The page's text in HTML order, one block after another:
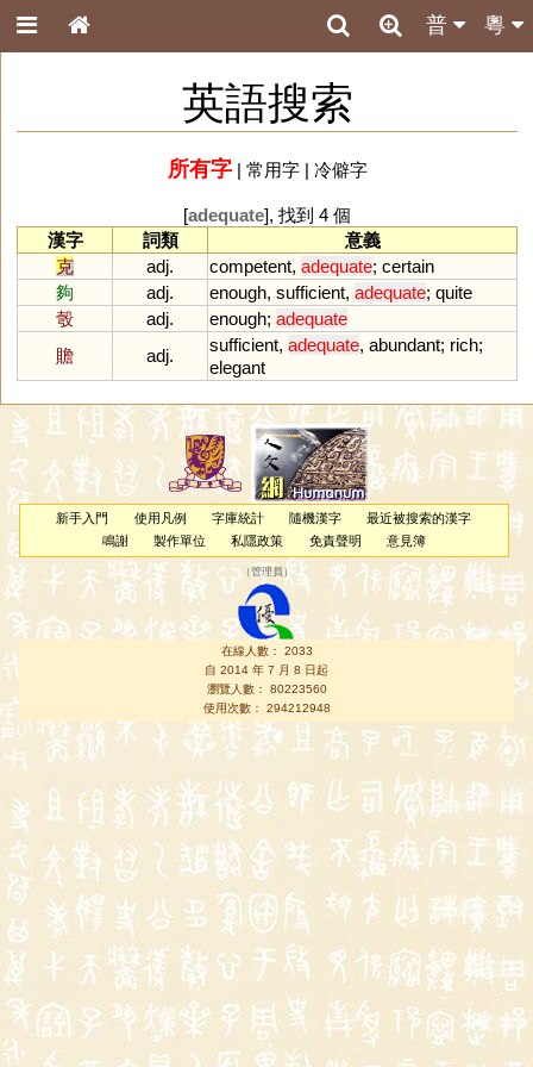
粵
普
英語搜索
所有字| 常用字| 冷僻字
[adequate], 找到 4 個
漢字
詞類
意義
克
adj. competent, adequate; certain
夠
adj. enough, sufficient, adequate; quite
彀
adj. enough; adequate
贍
adj.
sufficient, adequate, abundant; rich;
elegant
新手入門 使用凡例 字庫統計 隨機漢字
最近被搜索的漢字
鳴謝
製作單位 私隱政策 免責聲明 意見簿
（管理員 ）
在線人數： 2033
自 2014 年 7 月 8 日起
瀏覽人數： 80223560
使用次數： 294212948